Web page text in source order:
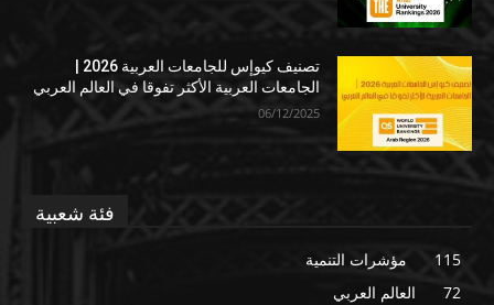
الجامعات العربية الأكثر تفوقا في العالم العربي
06/12/2025
فئة شعبية
مؤشرات التنمية
115
العالم العربي
72